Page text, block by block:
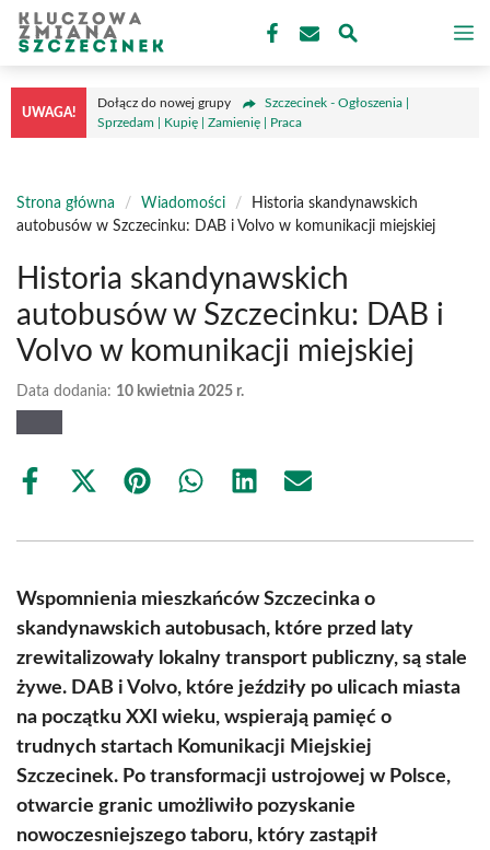
Przejdź
treści
UWAGA!
Dołącz do nowej grupy
Szczecinek - Ogłoszenia |
Sprzedam | Kupię | Zamienię | Praca
Strona główna / Wiadomości /
Historia skandynawskich
autobusów w Szczecinku: DAB i Volvo w komunikacji miejskiej
Historia skandynawskich
autobusów w Szczecinku: DAB i
Volvo w komunikacji miejskiej
Data dodania: 10 kwietnia 2025 r.
Share
Share
(Twitter)
Share Share Share Share
Wspomnienia mieszkańców Szczecinka o
skandynawskich autobusach, które przed laty
zrewitalizowały lokalny transport publiczny, są stale
żywe. DAB i Volvo, które jeździły po ulicach miasta
na początku XXI wieku, wspierają pamięć o
trudnych startach Komunikacji Miejskiej
Szczecinek. Po transformacji ustrojowej w Polsce,
otwarcie granic umożliwiło pozyskanie
nowoczesniejszego taboru, który zastąpił